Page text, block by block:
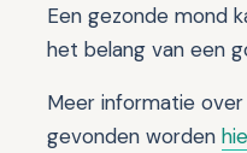
Een gezonde mond
het belang van een
Meer informatie
gevonden worden